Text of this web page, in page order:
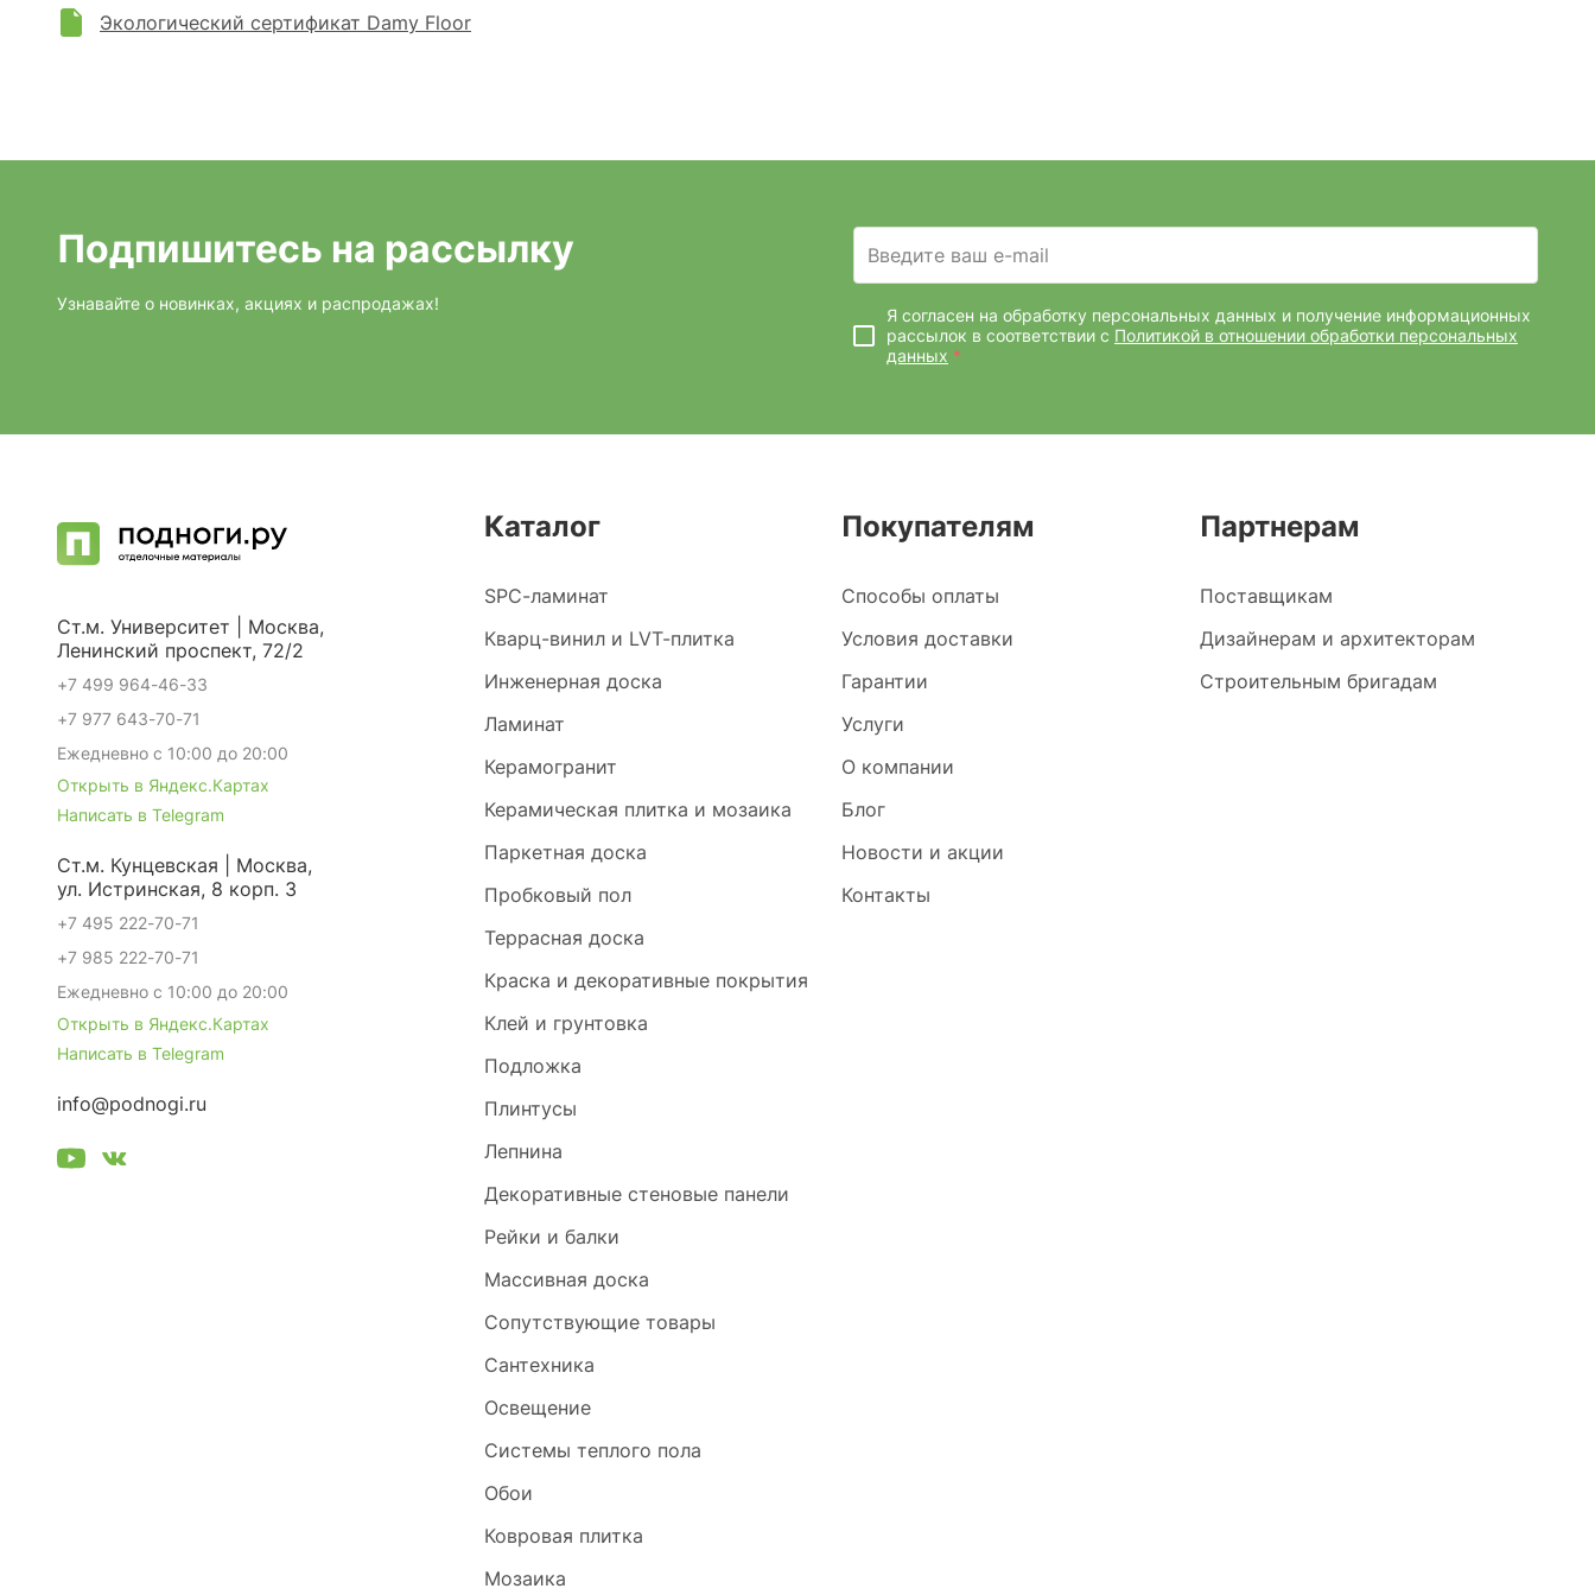
Экологический сертификат Damy Floor
Подпишитесь на рассылку
Узнавайте о новинках, акциях и распродажах!
Введите ваш e-mail
Я согласен на обработку персональных данных и получение информационных
рассылок в соответствии с Политикой в отношении обработки персональных
данных *
Каталог
SPC-ламинат
Кварц-винил и LVT-плитка
Инженерная доска
Ламинат
Керамогранит
Керамическая плитка и мозаика
Паркетная доска
Пробковый пол
Террасная доска
Краска и декоративные покрытия
Клей и грунтовка
Подложка
Плинтусы
Лепнина
Декоративные стеновые панели
Рейки и балки
Массивная доска
Сопутствующие товары
Сантехника
Освещение
Системы теплого пола
Обои
Ковровая плитка
Мозаика
Покупателям
Способы оплаты
Условия доставки
Гарантии
Услуги
О компании
Блог
Новости и акции
Контакты
Партнерам
Поставщикам
Дизайнерам и архитекторам
Строительным бригадам
Ст.м. Университет | Москва,
Ленинский проспект, 72/2
+7 499 964-46-33
+7 977 643-70-71
Ежедневно с 10:00 до 20:00
Открыть в Яндекс.Картах
Написать в Telegram
Ст.м. Кунцевская | Москва,
ул. Истринская, 8 корп. 3
+7 495 222-70-71
+7 985 222-70-71
Ежедневно с 10:00 до 20:00
Открыть в Яндекс.Картах
Написать в Telegram
info@podnogi.ru